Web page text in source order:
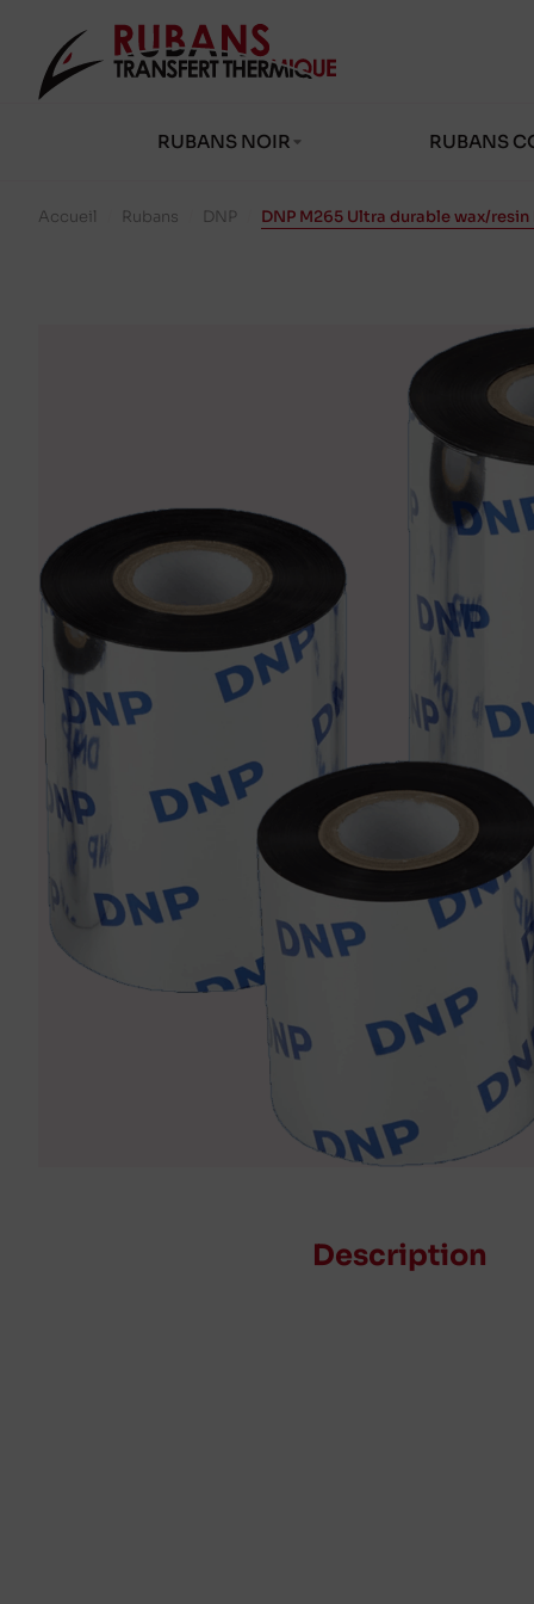
RUBANS NOIR RUBANS
Accueil Rubans DNP DNP M265 Ultra durable wax/
Description